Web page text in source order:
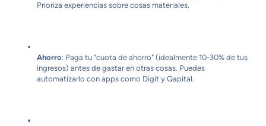
Prioriza experiencias sobre cosas materiales.
Ahorro: Paga tu "cuota de ahorro" (idealmente 10-30% de tus
ingresos) antes de gastar en otras cosas. Puedes
automatizarlo con apps como Digit y Qapital.